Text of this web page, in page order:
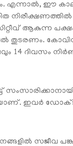
എന്നാല്‍, ഈ
ആകുന്ന
തുടരണം.
14 ദിവസം
ഇവര്‍
സജീവ